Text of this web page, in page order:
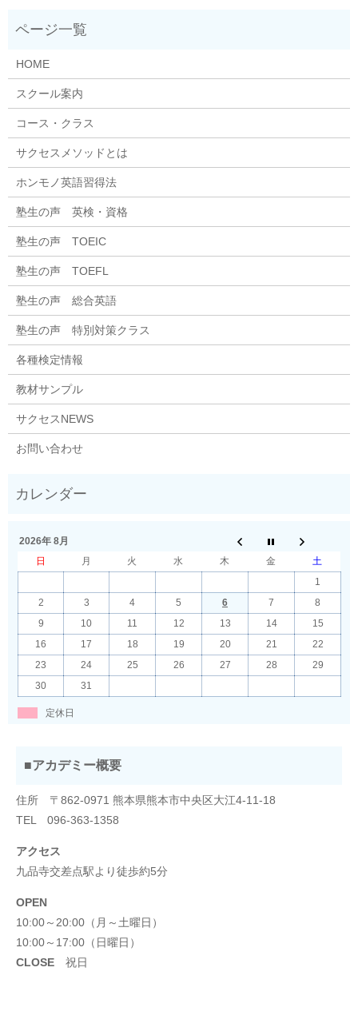
HOME
スクール案内
コース・クラス
サクセスメソッドとは
ホンモノ英語習得法
塾生の声 英検・資格
塾生の声 TOEIC
塾生の声 TOEFL
塾生の声 総合英語
塾生の声 特別対策クラス
各種検定情報
教材サンプル
サクセスNEWS
お問い合わせ
2026年 8月
日
月 火 水 木 金
土
1
2
3 4 5 6 7
8
9
10 11 12 13 14
15
16
17 18 19 20 21
22
23
24 25 26 27 28
29
30
31
定休日
■アカデミー概要
住所 〒862-0971 熊本県熊本市中央区大江4-11-18
TEL 096-363-1358
アクセス
九品寺交差点駅より徒歩約5分
OPEN
10:00～20:00（月～土曜日）
10:00～17:00（日曜日）
CLOSE 祝日